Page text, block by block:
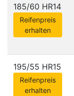
185/60 HR14
Reifenpreis
erhalten
195/55 HR15
Reifenpreis
erhalten